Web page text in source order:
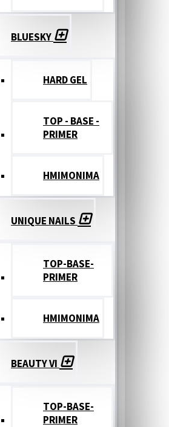
BLUESKY
HARD GEL
TOP - BASE -
PRIMER
ΗΜΙΜΟΝΙΜΑ
UNIQUE NAILS
TOP-BASE-
PRIMER
ΗΜΙΜΟΝΙΜΑ
BEAUTY VI
TOP-BASE-
PRIMER